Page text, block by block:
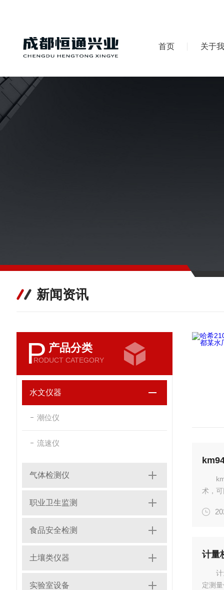
首页 关于
新闻资讯
P 产品分类
RODUCT CATEGORY
水文仪器
潮位仪
流速仪
气体检测仪
职业卫生监测
食品安全检测
土壤类仪器
实验室设备
术，
分析
计量
定测